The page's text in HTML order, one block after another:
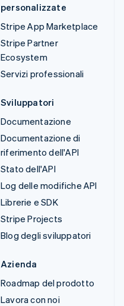
personalizzate
Stripe App Marketplace
Stripe Partner
Ecosystem
Servizi professionali
Sviluppatori
Documentazione
Documentazione di
riferimento dell'API
Stato dell'API
Log delle modifiche API
Librerie e SDK
Stripe Projects
Blog degli sviluppatori
Azienda
Roadmap del prodotto
Lavora con noi